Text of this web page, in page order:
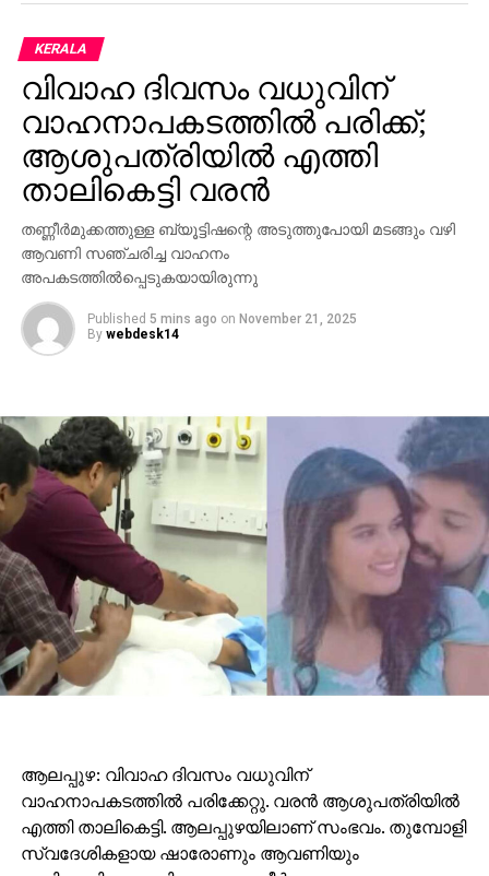
KERALA
വിവാഹ ദിവസം വധുവിന്
വാഹനാപകടത്തില്‍ പരിക്ക്;
ആശുപത്രിയില്‍ എത്തി
താലികെട്ടി വരന്‍
തണ്ണീര്‍മുക്കത്തുള്ള ബ്യൂട്ടിഷന്റെ അടുത്തുപോയി മടങ്ങും വഴി
ആവണി സഞ്ചരിച്ച വാഹനം
അപകടത്തില്‍പ്പെടുകയായിരുന്നു
Published 5 mins ago on November 21, 2025
By webdesk14
ആലപ്പുഴ: വിവാഹ ദിവസം വധുവിന്
വാഹനാപകടത്തില്‍ പരിക്കേറ്റു. വരന്‍ ആശുപത്രിയില്‍
എത്തി താലികെട്ടി. ആലപ്പുഴയിലാണ് സംഭവം. തുമ്പോളി
സ്വദേശികളായ ഷാരോണും ആവണിയും